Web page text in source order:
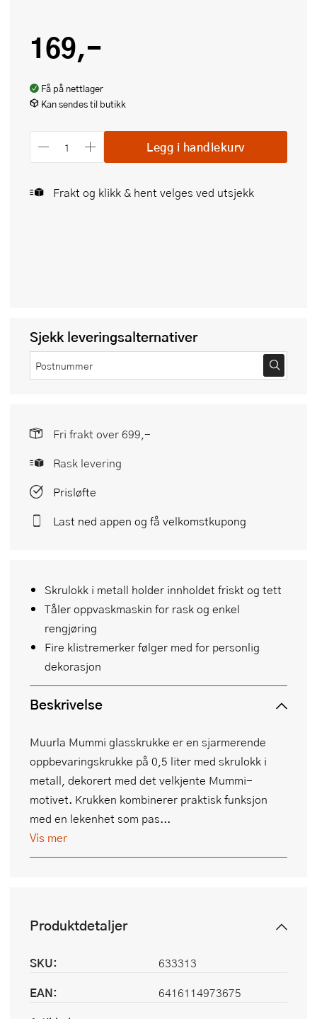
169,-
Få på nettlager
Kan sendes til butikk
Legg i handlekurv
Frakt og klikk & hent velges ved utsjekk
Skrulokk i metall holder innholdet friskt og tett
Tåler oppvaskmaskin for rask og enkel
rengjøring
Fire klistremerker følger med for personlig
dekorasjon
Beskrivelse
Muurla Mummi glasskrukke er en sjarmerende
oppbevaringskrukke på 0,5 liter med skrulokk i
metall, dekorert med det velkjente Mummi-
motivet. Krukken kombinerer praktisk funksjon
med en lekenhet som pas...
Vis mer
Sjekk leveringsalternativer
Fri frakt over 699,-
Rask levering
Prisløfte
Last ned appen og få velkomstkupong
Produktdetaljer
SKU:
633313
EAN:
6416114973675